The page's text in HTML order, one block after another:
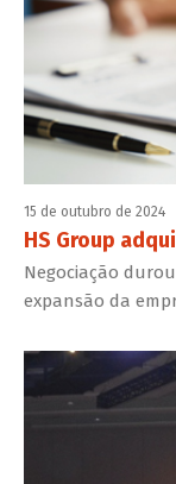
15 de outubro de 2024
HS Group
Negociação
expansão da